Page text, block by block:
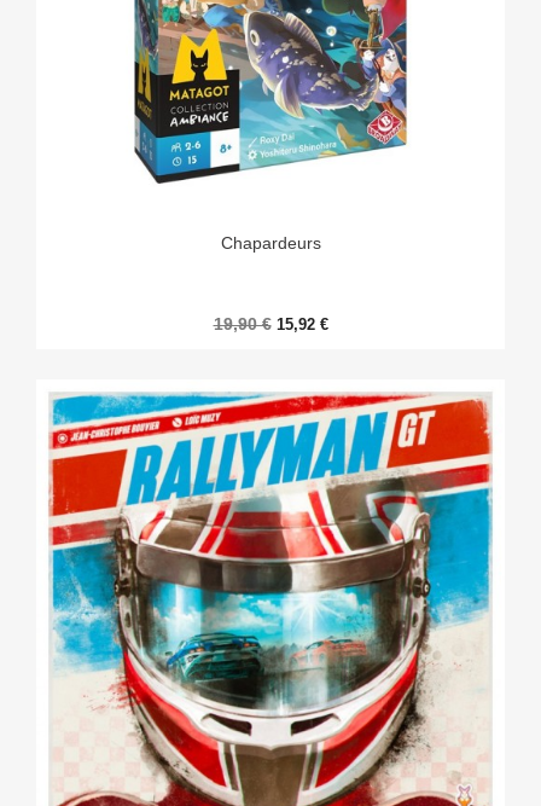
Chapardeurs
19,90 € 15,92 €